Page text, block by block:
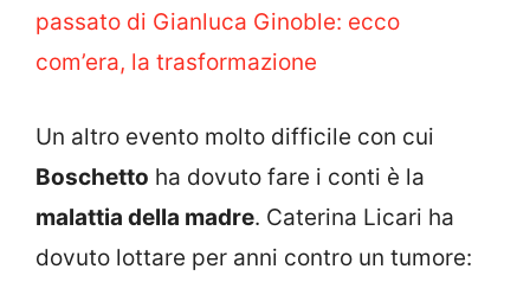
passato di Gianluca Ginoble: ecco
com’era, la trasformazione
Un altro evento molto difficile con cui
Boschetto ha dovuto fare i conti è la
malattia della madre. Caterina Licari ha
dovuto lottare per anni contro un tumore: